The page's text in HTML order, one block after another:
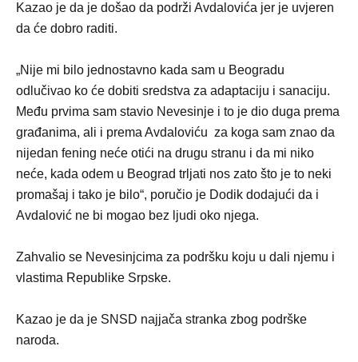
Kazao je da je došao da podrži Avdalovića jer je uvjeren
da će dobro raditi.
„Nije mi bilo jednostavno kada sam u Beogradu
odlučivao ko će dobiti sredstva za adaptaciju i sanaciju.
Među prvima sam stavio Nevesinje i to je dio duga prema
građanima, ali i prema Avdaloviću za koga sam znao da
nijedan fening neće otići na drugu stranu i da mi niko
neće, kada odem u Beograd trljati nos zato što je to neki
promašaj i tako je bilo“, poručio je Dodik dodajući da i
Avdalović ne bi mogao bez ljudi oko njega.
Zahvalio se Nevesinjcima za podršku koju u dali njemu i
vlastima Republike Srpske.
Kazao je da je SNSD najjača stranka zbog podrške
naroda.